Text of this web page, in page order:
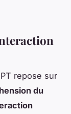
repose sur
du